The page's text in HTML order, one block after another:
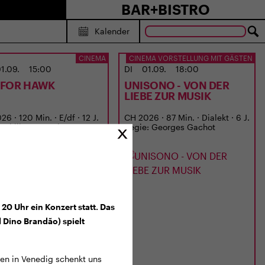
BAR+BISTRO
Kalender
CINEMA
15:00
HAWK
· 120 Min. · E/df · 12 J.
Philippa Lowthorpe
CINEMA VORSTELLUNG MIT GÄSTEN
DI 01.09. 18:00
UNISONO - VON DER
LIEBE ZUR MUSIK
CH 2026 · 87 Min. · Dialekt · 6 J.
Regie: Georges Gachot
Uhr ein Konzert statt. Das
Dino Brandão) spielt
in Venedig schenkt uns